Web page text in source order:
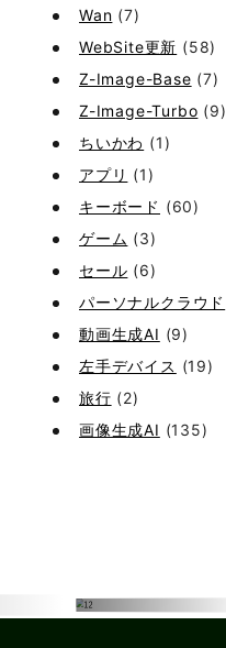
Wan (7)
WebSite更新 (58)
Z-Image-Base (7)
Z-Image-Turbo (9)
ちいかわ (1)
アプリ (1)
キーボード (60)
ゲーム (3)
セール (6)
パーソナルクラウド
動画生成AI (9)
左手デバイス (19)
旅行 (2)
画像生成AI (135)